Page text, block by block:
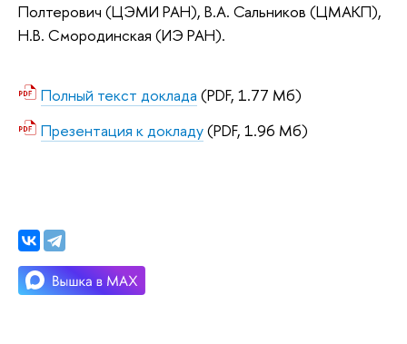
Полтерович (ЦЭМИ РАН), В.А. Сальников (ЦМАКП),
Н.В. Смородинская (ИЭ РАН).
Полный текст доклада (PDF, 1.77 Мб)
Презентация к докладу(PDF, 1.96 Мб)